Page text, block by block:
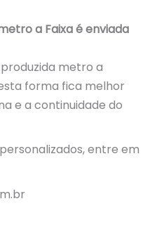
a Faixa é enviada
metro a
forma fica melhor
e a continuidade do
entre em